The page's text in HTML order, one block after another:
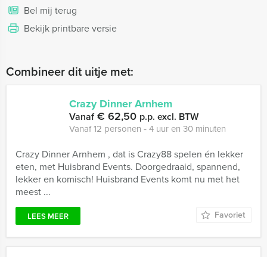
Bel mij terug
Bekijk printbare versie
Combineer dit uitje met:
Crazy Dinner Arnhem
Vanaf€ 62,50 p.p. excl. BTW
Vanaf 12 personen ‐ 4 uur en 30 minuten
Crazy Dinner Arnhem , dat is Crazy88 spelen én lekker
eten, met Huisbrand Events. Doorgedraaid, spannend,
lekker en komisch! Huisbrand Events komt nu met het
meest ...
LEES MEER Favoriet